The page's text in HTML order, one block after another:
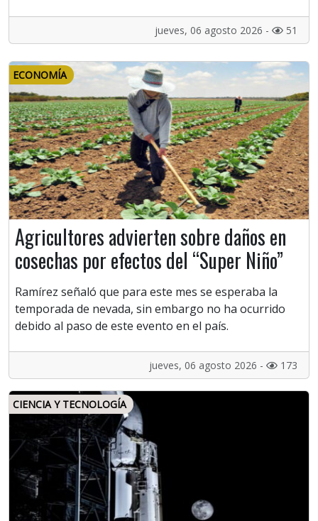
jueves, 06 agosto 2026 - 51
ECONOMÍA
Agricultores advierten sobre daños en
cosechas por efectos del “Super Niño”
Ramírez señaló que para este mes se esperaba la
temporada de nevada, sin embargo no ha ocurrido
debido al paso de este evento en el país.
jueves, 06 agosto 2026 - 173
CIENCIA Y TECNOLOGÍA